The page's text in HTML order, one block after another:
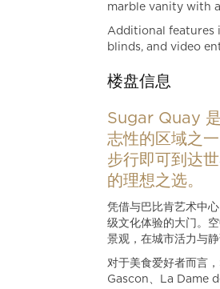
marble vanity with
Additional features
blinds, and video
楼盘信息
Sugar Quay
志性的区域之
步行即可到达
的理想之选。
凭借与巴比肯艺术中
级文化体验的大门。
景观，在城市活力与
对于美食爱好者而言
Gascon、La Dame